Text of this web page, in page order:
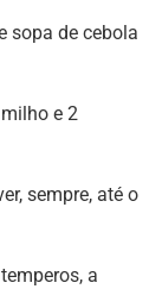
sopa de cebola
e 2
sempre, até o
a